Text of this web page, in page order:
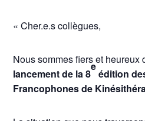
« Cher.e.s collègues,
Nous sommes fiers et heureux
lancement de la 8
e
édition
Francophones de